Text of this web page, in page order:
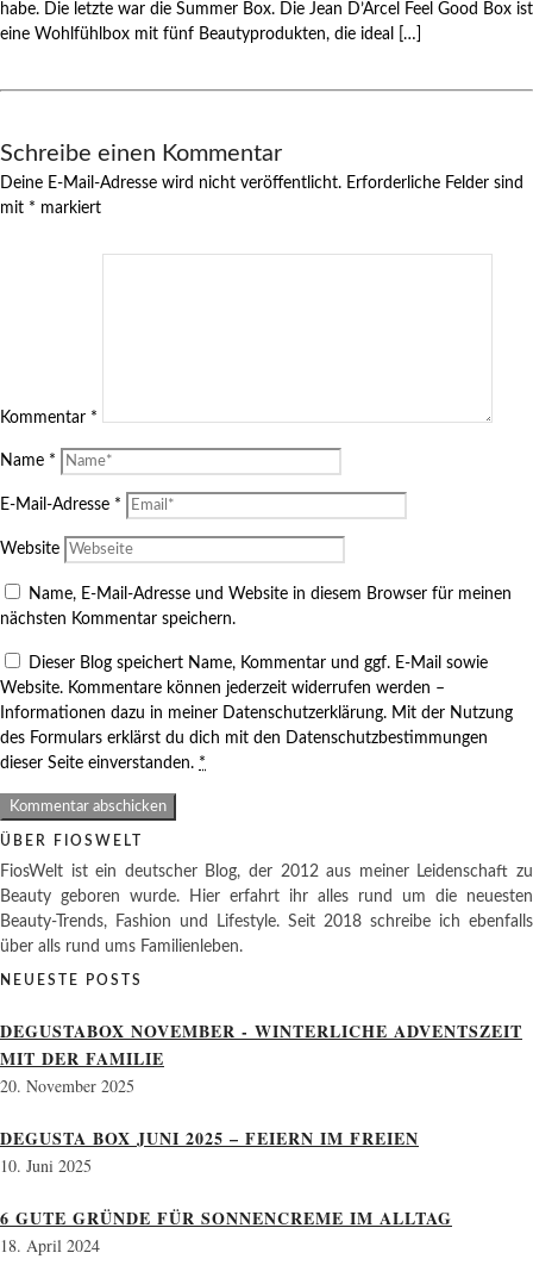
habe. Die letzte war die Summer Box. Die Jean D’Arcel Feel Good Box ist
eine Wohlfühlbox mit fünf Beautyprodukten, die ideal […]
Schreibe einen Kommentar
Deine E-Mail-Adresse wird nicht veröffentlicht. Erforderliche Felder sind
mit * markiert
Kommentar *
Name *
E-Mail-Adresse *
Website
Name, E-Mail-Adresse und Website in diesem Browser für meinen
nächsten Kommentar speichern.
Dieser Blog speichert Name, Kommentar und ggf. E-Mail sowie
Website. Kommentare können jederzeit widerrufen werden –
Informationen dazu in meiner Datenschutzerklärung. Mit der Nutzung
des Formulars erklärst du dich mit den Datenschutzbestimmungen
dieser Seite einverstanden. *
ÜBER FIOSWELT
FiosWelt ist ein deutscher Blog, der 2012 aus meiner Leidenschaft zu
Beauty geboren wurde. Hier erfahrt ihr alles rund um die neuesten
Beauty-Trends, Fashion und Lifestyle. Seit 2018 schreibe ich ebenfalls
über alls rund ums Familienleben.
NEUESTE POSTS
DEGUSTABOX NOVEMBER - WINTERLICHE ADVENTSZEIT
MIT DER FAMILIE
20. November 2025
DEGUSTA BOX JUNI 2025 – FEIERN IM FREIEN
10. Juni 2025
6 GUTE GRÜNDE FÜR SONNENCREME IM ALLTAG
18. April 2024